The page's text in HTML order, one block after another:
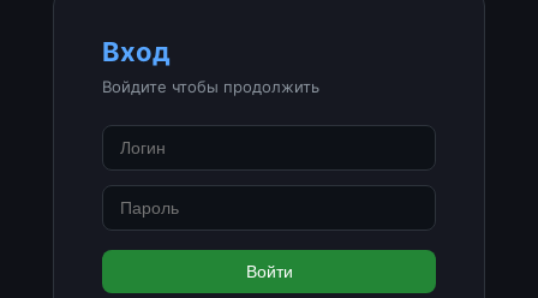
Вход
Войдите чтобы продолжить
Войти